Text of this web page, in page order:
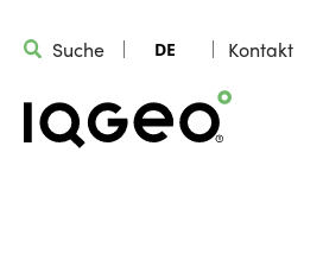
Suche DE Kontakt